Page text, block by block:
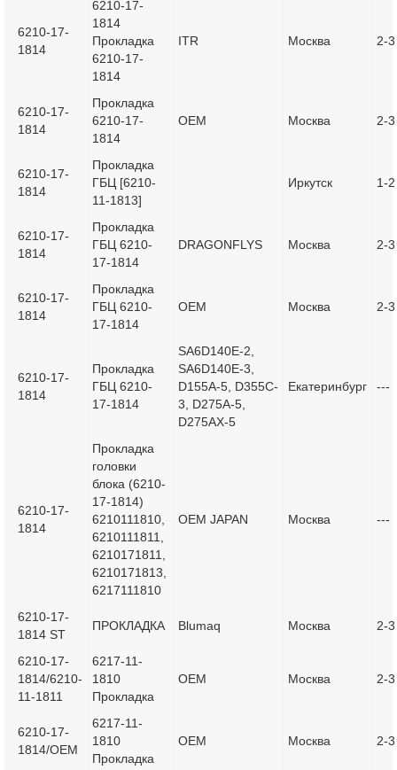
6210-17-
1814
6210-17-
1814
Прокладка
6210-17-
1814
ITR Москва 2-
6210-17-
1814
Прокладка
6210-17-
1814
ОЕМ Москва 2-
6210-17-
1814
Прокладка
ГБЦ [6210-
11-1813]
Иркутск 1-
6210-17-
1814
Прокладка
ГБЦ 6210-
17-1814
DRAGONFLYS Москва 2-
6210-17-
1814
Прокладка
ГБЦ 6210-
17-1814
OEM Москва 2-
6210-17-
1814
Прокладка
ГБЦ 6210-
17-1814
SA6D140E-2,
SA6D140E-3,
D155A-5, D355C-
3, D275A-5,
D275AX-5
Екатеринбург ---
6210-17-
1814
Прокладка
головки
блока (6210-
17-1814)
6210111810,
6210111811,
6210171811,
6210171813,
6217111810
OEM JAPAN Москва ---
6210-17-
1814 ST
ПРОКЛАДКА Blumaq Москва 2-
6210-17-
1814/6210-
11-1811
6217-11-
1810
Прокладка
OEM Москва 2-
6210-17-
1814/OEM
6217-11-
1810
Прокладка
OEM Москва 2-